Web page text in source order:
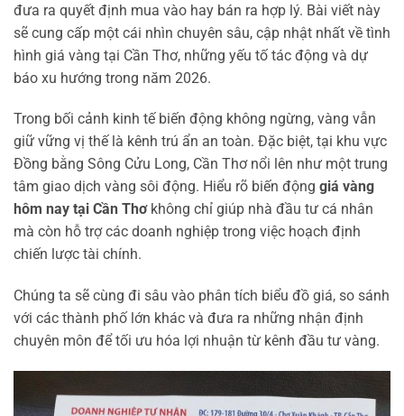
đưa ra quyết định mua vào hay bán ra hợp lý. Bài viết này
sẽ cung cấp một cái nhìn chuyên sâu, cập nhật nhất về tình
hình giá vàng tại Cần Thơ, những yếu tố tác động và dự
báo xu hướng trong năm 2026.
Trong bối cảnh kinh tế biến động không ngừng, vàng vẫn
giữ vững vị thế là kênh trú ẩn an toàn. Đặc biệt, tại khu vực
Đồng bằng Sông Cửu Long, Cần Thơ nổi lên như một trung
tâm giao dịch vàng sôi động. Hiểu rõ biến động giá vàng
hôm nay tại Cần Thơkhông chỉ giúp nhà đầu tư cá nhân
mà còn hỗ trợ các doanh nghiệp trong việc hoạch định
chiến lược tài chính.
Chúng ta sẽ cùng đi sâu vào phân tích biểu đồ giá, so sánh
với các thành phố lớn khác và đưa ra những nhận định
chuyên môn để tối ưu hóa lợi nhuận từ kênh đầu tư vàng.